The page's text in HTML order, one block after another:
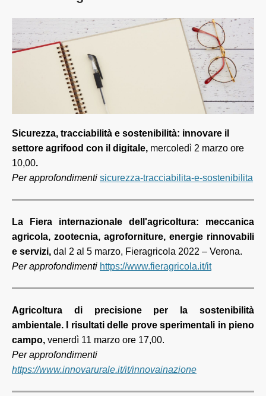
Sicurezza, tracciabilità e sostenibilità: innovare il
settore agrifood con il digitale, mercoledì 2 marzo ore
10,00.
Per approfondimenti sicurezza-tracciabilita-e-sostenibilita
La Fiera internazionale dell'agricoltura: meccanica
agricola, zootecnia, agroforniture, energie rinnovabili
e servizi, dal 2 al 5 marzo, Fieragricola 2022 – Verona.
Per approfondimenti https://www.fieragricola.it/it
Agricoltura di precisione per la sostenibilità
ambientale. I risultati delle prove sperimentali in pieno
campo, venerdì 11 marzo ore 17,00.
Per approfondimenti
https://www.innovarurale.it/it/innovainazione